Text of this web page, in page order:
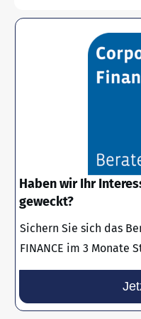
Haben wir Ihr
geweckt?
Sichern Sie sich das
FINANCE im 3 Monate